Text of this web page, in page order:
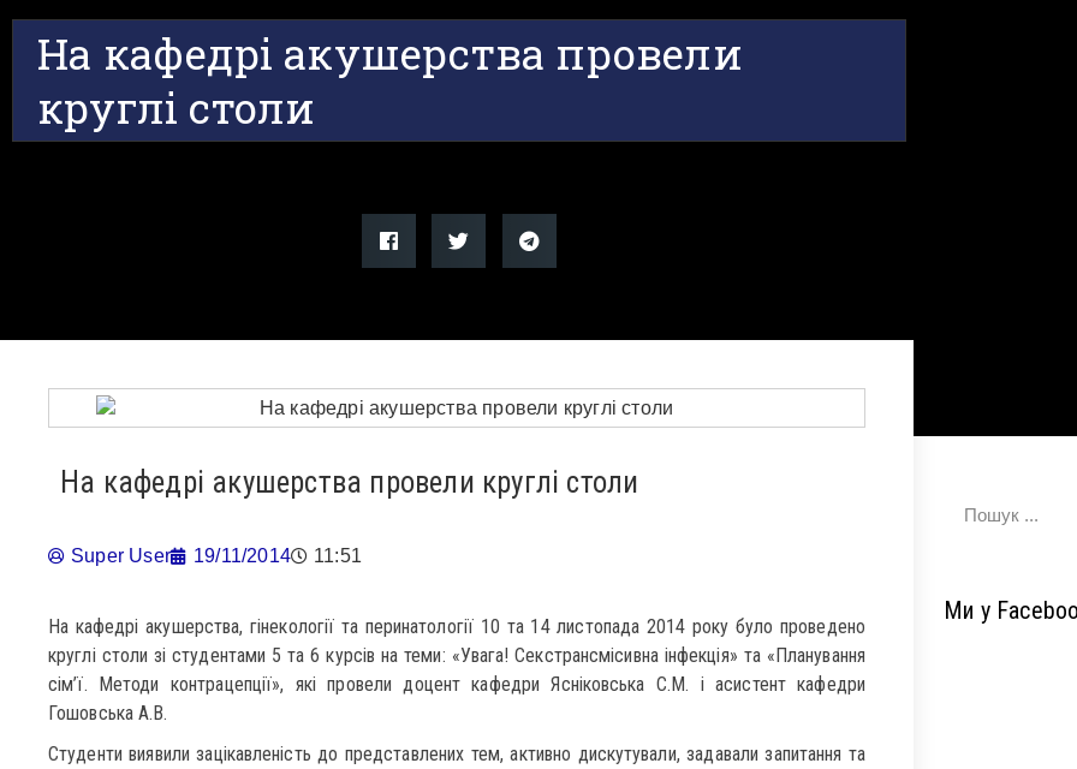
На кафедрі акушерства провели
круглі столи
На кафедрі акушерства провели круглі столи
Super User 19/11/2014 11:51
На кафедрі акушерства, гінекології та перинатології 10 та 14 листопада 2014 року було проведено
круглі столи зі студентами 5 та 6 курсів на теми: «Увага! Секстрансмісивна інфекція» та «Планування
сім’ї. Методи контрацепції», які провели доцент кафедри Ясніковська С.М. і асистент кафедри
Гошовська А.В.
Студенти виявили зацікавленість до представлених тем, активно дискутували, задавали запитання та
Ми у